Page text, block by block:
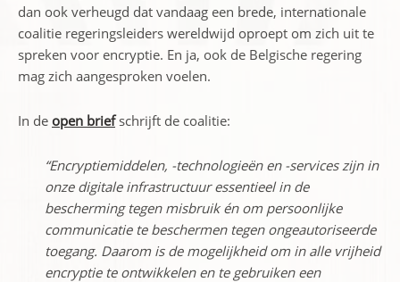
dan ook verheugd dat vandaag een brede, internationale
coalitie regeringsleiders wereldwijd oproept om zich uit te
spreken voor encryptie. En ja, ook de Belgische regering
mag zich aangesproken voelen.
In de open briefschrijft de coalitie:
“Encryptiemiddelen, -technologieën en -services zijn in
onze digitale infrastructuur essentieel in de
bescherming tegen misbruik én om persoonlijke
communicatie te beschermen tegen ongeautoriseerde
toegang. Daarom is de mogelijkheid om in alle vrijheid
encryptie te ontwikkelen en te gebruiken een